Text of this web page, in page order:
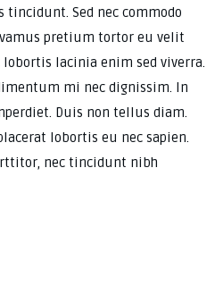
tincidunt. Sed nec commodo
pretium tortor eu velit
lacinia enim sed viverra.
mi nec dignissim. In
Duis non tellus diam.
lobortis eu nec sapien.
nec tincidunt nibh